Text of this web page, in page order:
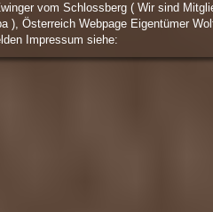
vom Schlossberg ( Wir sind
), Österreich Webpage Eigentümer
Impressum siehe: